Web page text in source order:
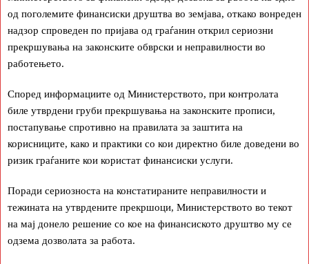
од поголемите финансиски друштва во земјава, откако вонреден
надзор спроведен по пријава од граѓанин открил сериозни
прекршувања на законските обврски и неправилности во
работењето.
Според информациите од Министерството, при контролата
биле утврдени груби прекршувања на законските прописи,
постапување спротивно на правилата за заштита на
корисниците, како и практики со кои директно биле доведени во
ризик граѓаните кои користат финансиски услуги.
Поради сериозноста на констатираните неправилности и
тежината на утврдените прекршоци, Министерството во текот
на мај донело решение со кое на финансиското друштво му се
одзема дозволата за работа.